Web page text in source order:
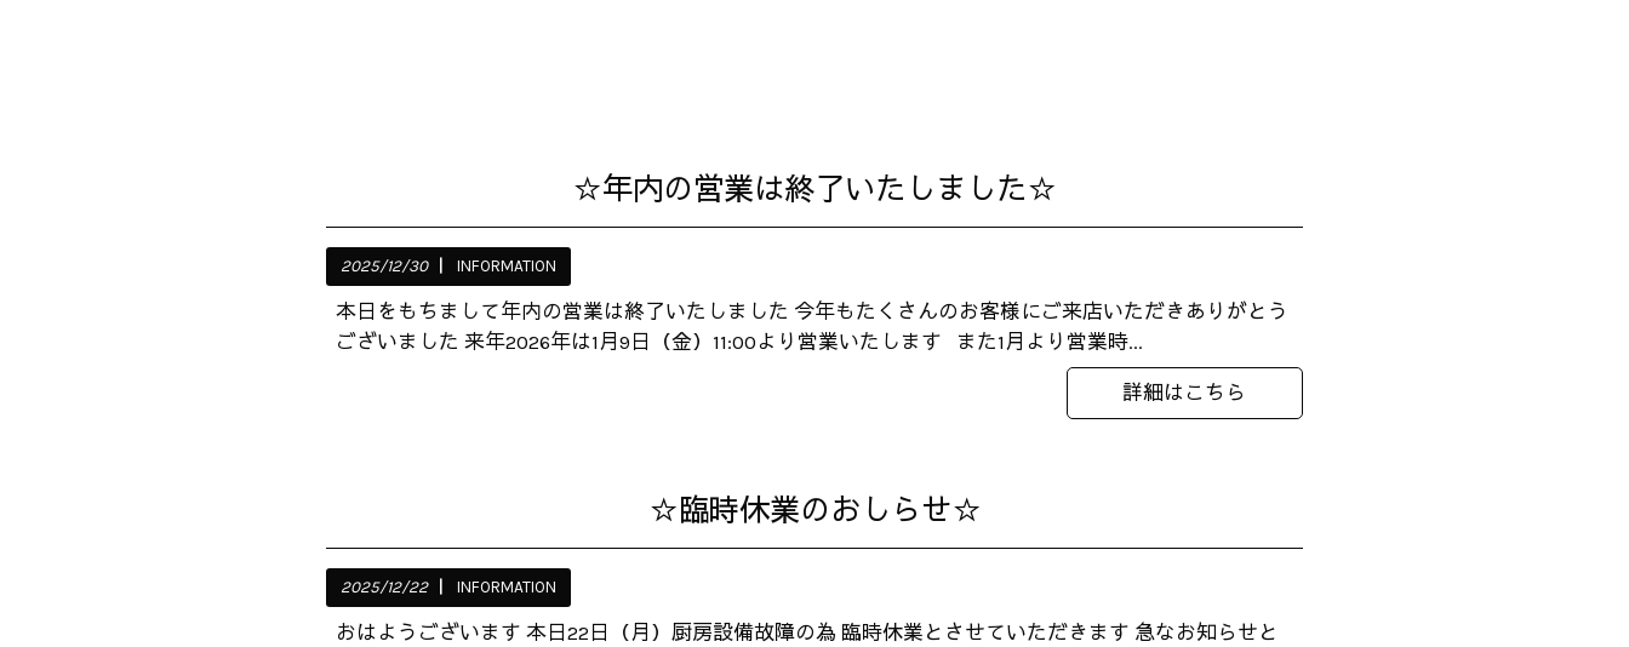
☆年内の営業は終了いたしました☆
2025/12/30 INFORMATION
本日をもちまして年内の営業は終了いたしました 今年もたくさんのお客様にご来店いただきありがとう
ございました 来年2026年は1月9日（金）11:00より営業いたします また1月より営業時...
詳細はこちら
☆臨時休業のおしらせ☆
2025/12/22 INFORMATION
おはようございます 本日22日（月）厨房設備故障の為 臨時休業とさせていただきます 急なお知らせと